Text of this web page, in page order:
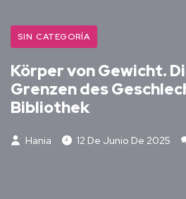
SIN CATEGORÍA
Körper von Gewicht.
Grenzen des
Bibliothek
Hania 12 De Junio De 2025